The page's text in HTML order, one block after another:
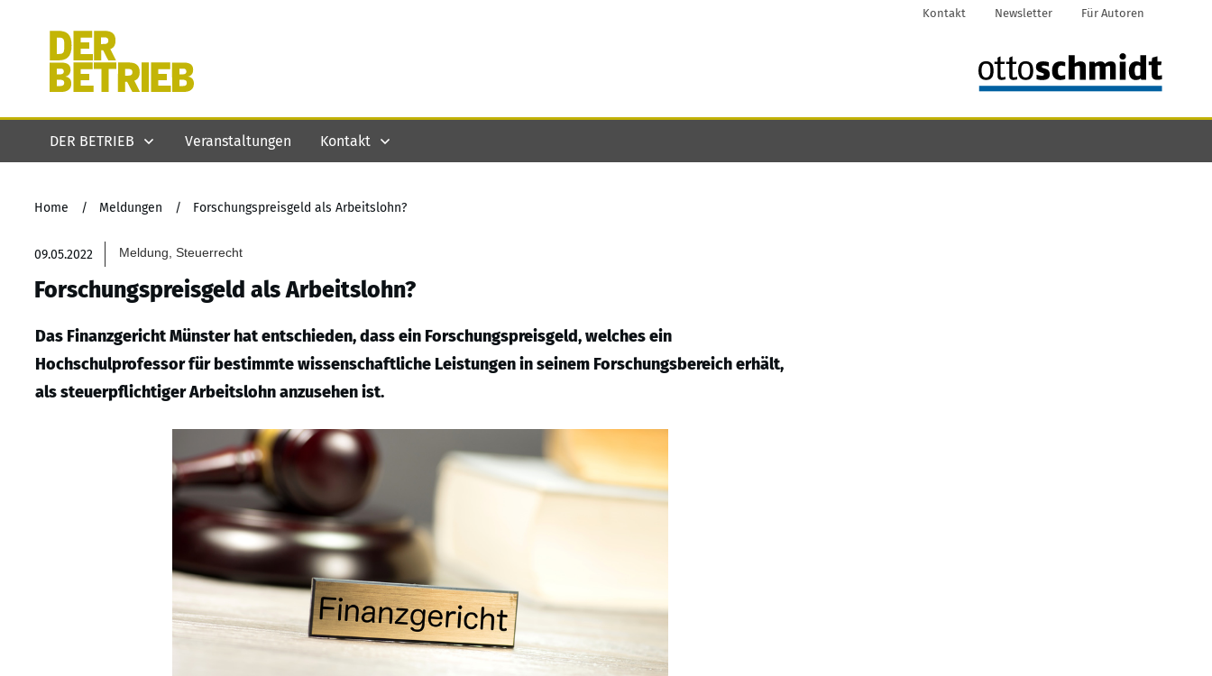
Kontakt Newsletter Für Autoren
DER BETRIEB Veranstaltungen Kontakt
Home / Meldungen / Forschungspreisgeld als Arbeitslohn?
09.05.2022 Meldung, Steuerrecht
Forschungspreisgeld als Arbeitslohn?
Das Finanzgericht Münster hat entschieden, dass ein Forschungspreisgeld, welches ein
Hochschulprofessor für bestimmte wissenschaftliche Leistungen in seinem Forschungsbereich erhält,
als steuerpflichtiger Arbeitslohn anzusehen ist.